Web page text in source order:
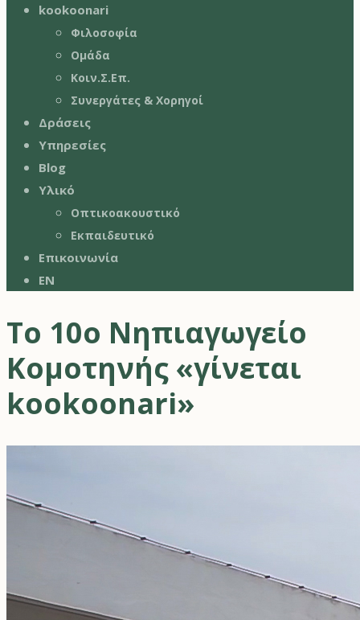
kookoonari
Φιλοσοφία
Ομάδα
Κοιν.Σ.Επ.
Συνεργάτες & Χορηγοί
Δράσεις
Υπηρεσίες
Blog
Υλικό
Οπτικοακουστικό
Εκπαιδευτικό
Επικοινωνία
EN
Το 10ο Νηπιαγωγείο
Κομοτηνής «γίνεται
kookoonari»